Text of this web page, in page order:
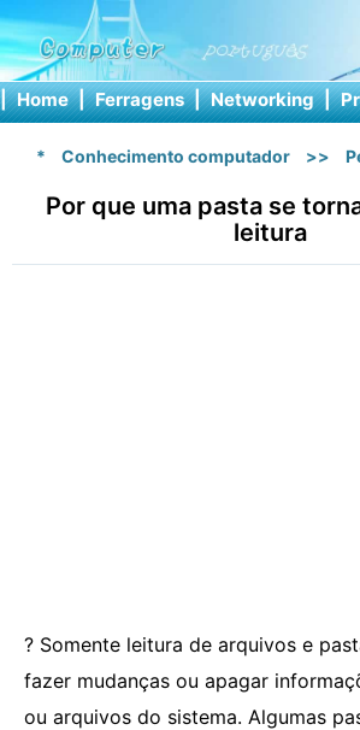
| Home | Ferragens | Networking |
* Conhecimento computador >>
Por que uma pasta se
leitura
? Somente leitura de arquivos e
fazer mudanças ou apagar
ou arquivos do sistema. Algumas